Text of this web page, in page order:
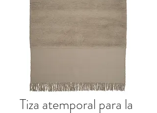
Tiza atemporal para la